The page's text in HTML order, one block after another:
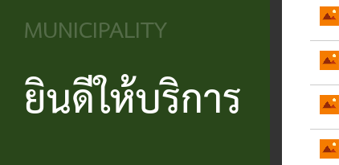
วิสัยทัศน์
และ
ยุทธศาสตร์
ประชาชน
แบบ
ฟอร์ม
บริหาร
โครงสร้าง
ส่วน
ข้อมูล
ข่าวสาร
สถานะ
ร้อง
ร้อง
ทุกข์
MUNICIPALITY
ยินดีให้บริการ